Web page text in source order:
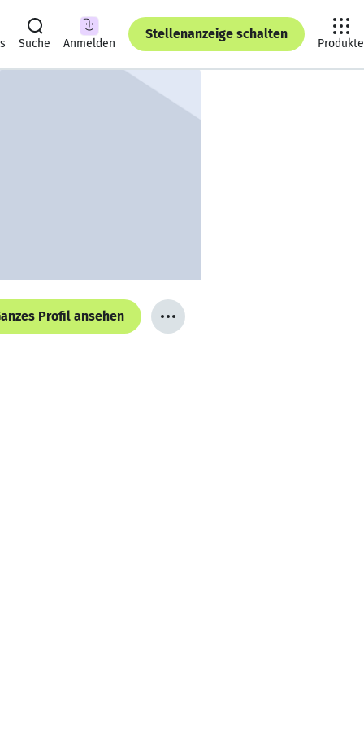
Suche Anmelden
Stellenanzeige schalten
Produkte
Profil ansehen